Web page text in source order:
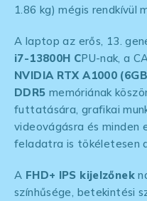
1.86 kg) mégis rendkívül
A laptop az erős, 13.
i7-13800H CPU-nak, a
NVIDIA RTX A1000
DDR5 memóriának
futtatására, grafikai
videovágásra és minden
feladatra is tökéletesen
A FHD+ IPS kijelzőnek
színhűsége, betekintési